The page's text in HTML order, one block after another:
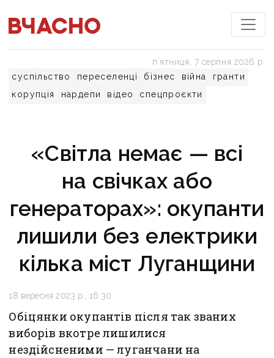
суспільство переселенці бізнес війна
гранти
корупція
нардепи відео спецпроєкти
пʼятниця, 7 серпня 2026 р.
«Світла немає — всі
на свічках або
генераторах»: окупанти
лишили без електрики
кілька міст Луганщини
18 вересня 2023 р., 16:30
Обіцянки окупантів після так званих
виборів вкотре лишилися
нездійсненими — луганчани на